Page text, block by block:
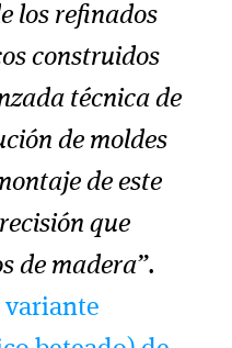
los refinados
construidos
técnica de
de moldes
de este
que
de madera”.
variante